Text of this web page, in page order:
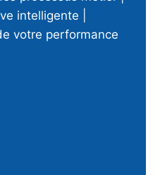
intelligente |
votre performance